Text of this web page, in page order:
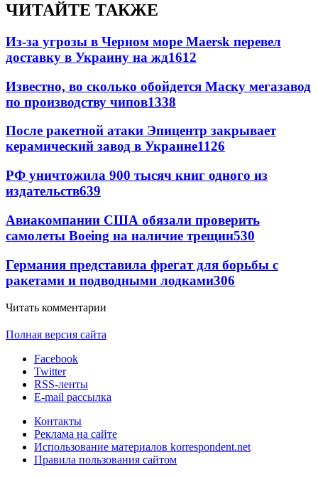
ЧИТАЙТЕ ТАКЖЕ
Из-за угрозы в Черном море Maersk перевел
доставку в Украину на жд1612
Известно, во сколько обойдется Маску мегазавод
по производству чипов1338
После ракетной атаки Эпицентр закрывает
керамический завод в Украине1126
РФ уничтожила 900 тысяч книг одного из
издательств639
Авиакомпании США обязали проверить
самолеты Boeing на наличие трещин530
Германия представила фрегат для борьбы с
ракетами и подводными лодками306
Читать комментарии
Полная версия сайта
Facebook
Twitter
RSS-ленты
E-mail рассылка
Контакты
Реклама на сайте
Использование материалов korrespondent.net
Правила пользования сайтом